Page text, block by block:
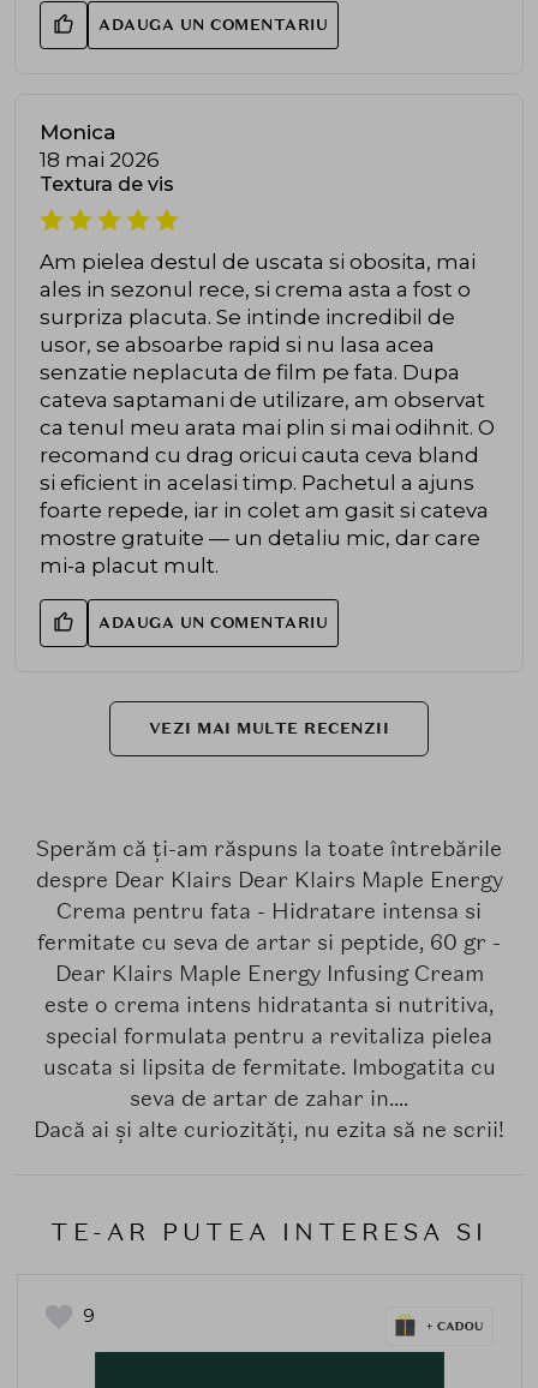
ADAUGA UN COMENTARIU
Monica
18 mai 2026
Textura de vis
Am pielea destul de uscata si obosita, mai
ales in sezonul rece, si crema asta a fost o
surpriza placuta. Se intinde incredibil de
usor, se absoarbe rapid si nu lasa acea
senzatie neplacuta de film pe fata. Dupa
cateva saptamani de utilizare, am observat
ca tenul meu arata mai plin si mai odihnit. O
recomand cu drag oricui cauta ceva bland
si eficient in acelasi timp. Pachetul a ajuns
foarte repede, iar in colet am gasit si cateva
mostre gratuite — un detaliu mic, dar care
mi-a placut mult.
ADAUGA UN COMENTARIU
VEZI MAI MULTE RECENZII
Sperăm că ți-am răspuns la toate întrebările
despre Dear Klairs Dear Klairs Maple Energy
Crema pentru fata - Hidratare intensa si
fermitate cu seva de artar si peptide, 60 gr -
Dear Klairs Maple Energy Infusing Cream
este o crema intens hidratanta si nutritiva,
special formulata pentru a revitaliza pielea
uscata si lipsita de fermitate. Imbogatita cu
seva de artar de zahar in....
Dacă ai și alte curiozități, nu ezita să ne scrii!
TE-AR PUTEA INTERESA SI
9